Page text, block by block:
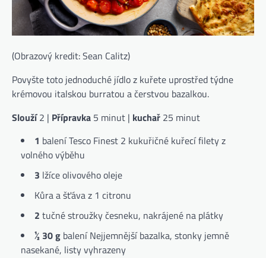
(Obrazový kredit: Sean Calitz)
Povyšte toto jednoduché jídlo z kuřete uprostřed týdne
krémovou italskou burratou a čerstvou bazalkou.
Slouží2 | Přípravka 5 minut | kuchař 25 minut
1 balení Tesco Finest 2 kukuřičné kuřecí filety z
volného výběhu
3 lžíce olivového oleje
Kůra a šťáva z 1 citronu
2 tučné stroužky česneku, nakrájené na plátky
½ 30 g balení Nejjemnější bazalka, stonky jemně
nasekané, listy vyhrazeny